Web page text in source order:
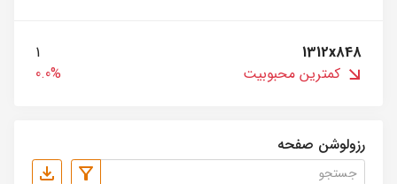
1312x848
1
کمترین محبوبیت
0.0%
رزولوشن صفحه